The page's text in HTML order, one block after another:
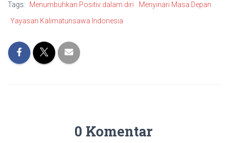
Tags: Menumbuhkan Positiv dalam diri
Menyinari Masa Depan
Yayasan Kalimatunsawa Indonesia
0 Komentar